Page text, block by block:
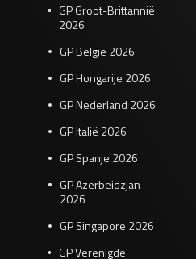
GP Groot-Brittannië
2026
GP België 2026
GP Hongarije 2026
GP Nederland 2026
GP Italië 2026
GP Spanje 2026
GP Azerbeidzjan
2026
GP Singapore 2026
GP Verenigde